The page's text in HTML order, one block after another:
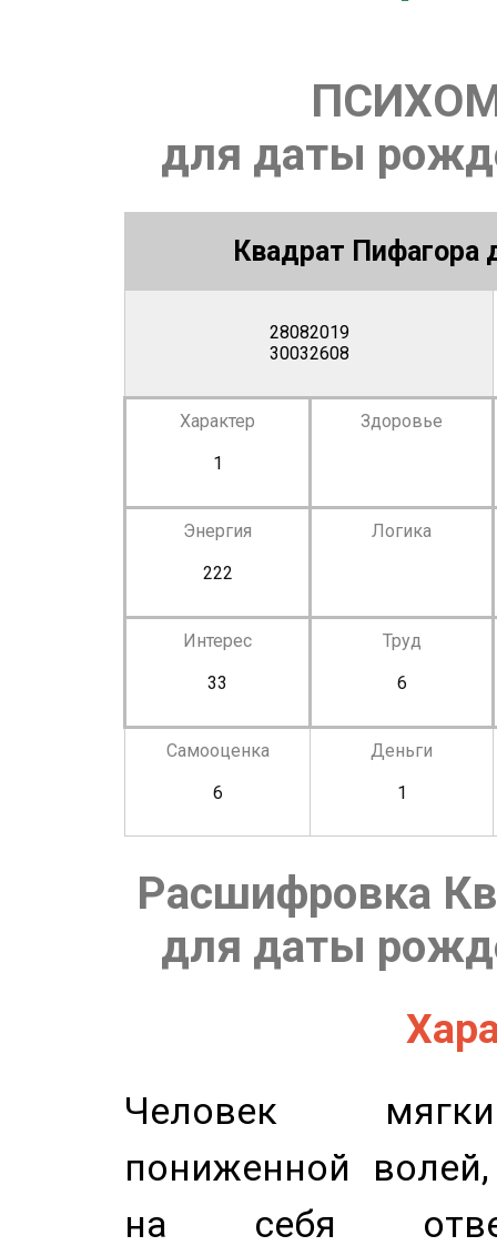
для даты
Квадрат Пифагора
28082019
30032608
Характер
1
Здоровье
Энергия
222
Логика
Интерес
33
Труд
6
Самооценка
6
Деньги
1
Расшифровка
для даты
Человек
пониженной
на себя